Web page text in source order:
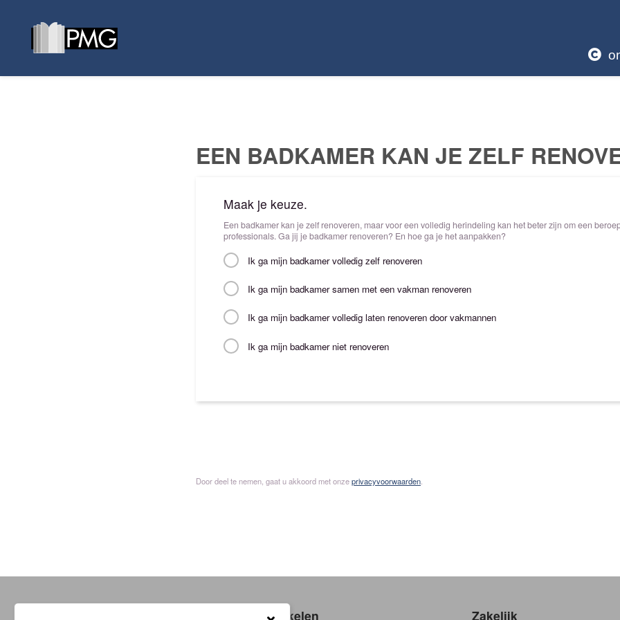
EEN BADKAMER KAN JE ZELF
Maak je keuze.
Een badkamer kan je zelf renoveren, maar voor een volledig herindeling kan het beter zijn om een
professionals. Ga jij je badkamer renoveren? En hoe ga je het aanpakken?
Ik ga mijn badkamer volledig zelf renoveren
Ik ga mijn badkamer samen met een vakman renoveren
Ik ga mijn badkamer volledig laten renoveren door vakmannen
Ik ga mijn badkamer niet renoveren
Door deel te nemen, gaat u akkoord met onzeprivacyvoorwaarden.
Winkelen Zakelijk